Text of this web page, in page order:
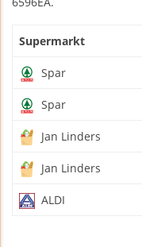
Supermarkt
Spar
Spar
Jan Linders
Jan Linders
ALDI